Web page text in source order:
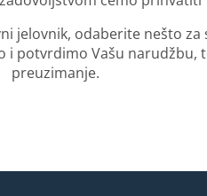
jelovnik, odaberite nešto za
potvrdimo Vašu narudžbu,
preuzimanje.